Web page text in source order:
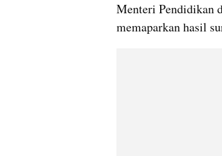
Menteri Pendidikan
memaparkan hasil